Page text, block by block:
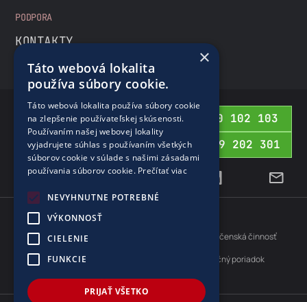
PODPORA
KONTAKTY
BEZPLATNÁ INFOLINKA 0800 102 103
PRE ZAHRANIČIE 02 69 202 301
Cookies Ochrana osobných údajov
Protispoločenská činnosť
Aktuálne údaje vypustených emisií
Reklamačný poriadok
Zodpovednosť za vady
×
Táto webová lokalita
používa súbory cookie.
Táto webová lokalita používa súbory cookie
na zlepšenie používateľskej skúsenosti.
Používaním našej webovej lokality
vyjadrujete súhlas s používaním všetkých
súborov cookie v súlade s našimi zásadami
používania súborov cookie. Prečítať viac
NEVYHNUTNE POTREBNÉ
VÝKONNOSŤ
CIELENIE
FUNKCIE
PRIJAŤ VŠETKO